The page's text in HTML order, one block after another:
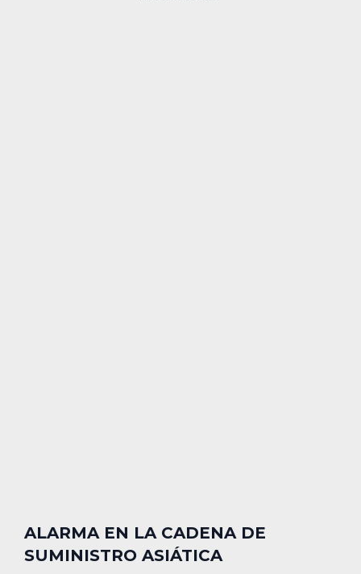
ALARMA EN LA CADENA DE
SUMINISTRO ASIÁTICA